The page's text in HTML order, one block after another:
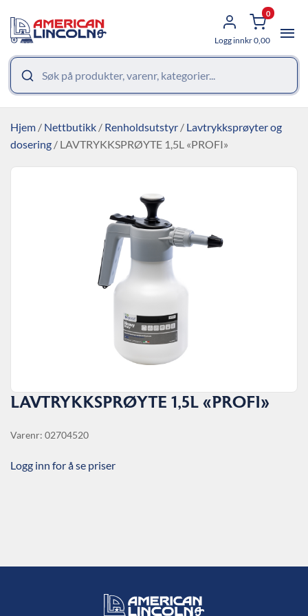
Logg inn
0
kr0,00
Hjem / Nettbutikk / Renholdsutstyr / Lavtrykksprøyter og
dosering / LAVTRYKKSPRØYTE 1,5L «PROFI»
LAVTRYKKSPRØYTE 1,5L «PROFI»
Varenr: 02704520
Logg inn for å se priser